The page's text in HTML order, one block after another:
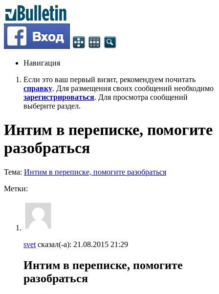
Навигация
Если это ваш первый визит, рекомендуем почитать
справку. Для размещения своих сообщений необходимо
зарегистрироваться. Для просмотра сообщений
выберите раздел.
Интим в переписке, помогите
разобраться
Тема: Интим в переписке, помогите разобраться
Метки:
svet сказал(-а): 21.08.2015 21:29
Интим в переписке, помогите
разобраться